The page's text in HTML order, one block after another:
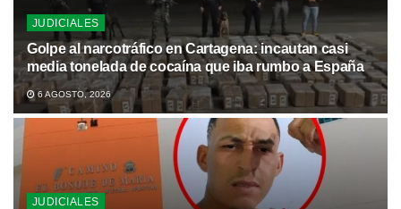
JUDICIALES
Golpe al narcotráfico en Cartagena: incautan casi
media tonelada de cocaína que iba rumbo a España
6 AGOSTO, 2026
JUDICIALES